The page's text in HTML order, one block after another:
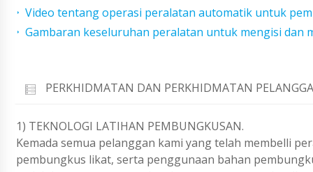
Video tentang operasi peralatan automatik untuk
Gambaran keseluruhan peralatan untuk mengisi dan
PERKHIDMATAN DAN PERKHIDMATAN
1) TEKNOLOGI LATIHAN PEMBUNGKUSAN.
Kemada semua pelanggan kami yang telah membelli
pembungkus likat, serta penggunaan bahan